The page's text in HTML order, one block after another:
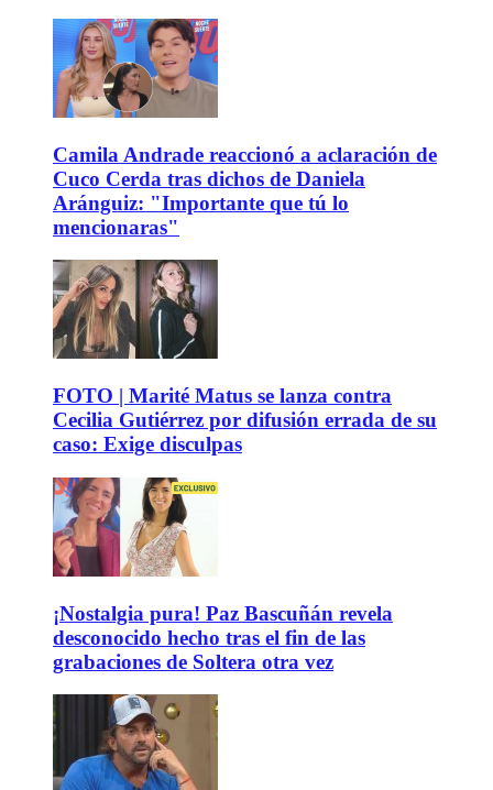
Camila Andrade reaccionó a aclaración de
Cuco Cerda tras dichos de Daniela
Aránguiz: "Importante que tú lo
mencionaras"
FOTO | Marité Matus se lanza contra
Cecilia Gutiérrez por difusión errada de su
caso: Exige disculpas
¡Nostalgia pura! Paz Bascuñán revela
desconocido hecho tras el fin de las
grabaciones de Soltera otra vez